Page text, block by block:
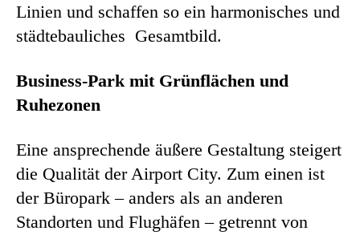
Linien und schaffen so ein harmonisches und
städtebauliches Gesamtbild.
Business-Park mit Grünflächen und
Ruhezonen
Eine ansprechende äußere Gestaltung steigert
die Qualität der Airport City. Zum einen ist
der Büropark – anders als an anderen
Standorten und Flughäfen – getrennt von